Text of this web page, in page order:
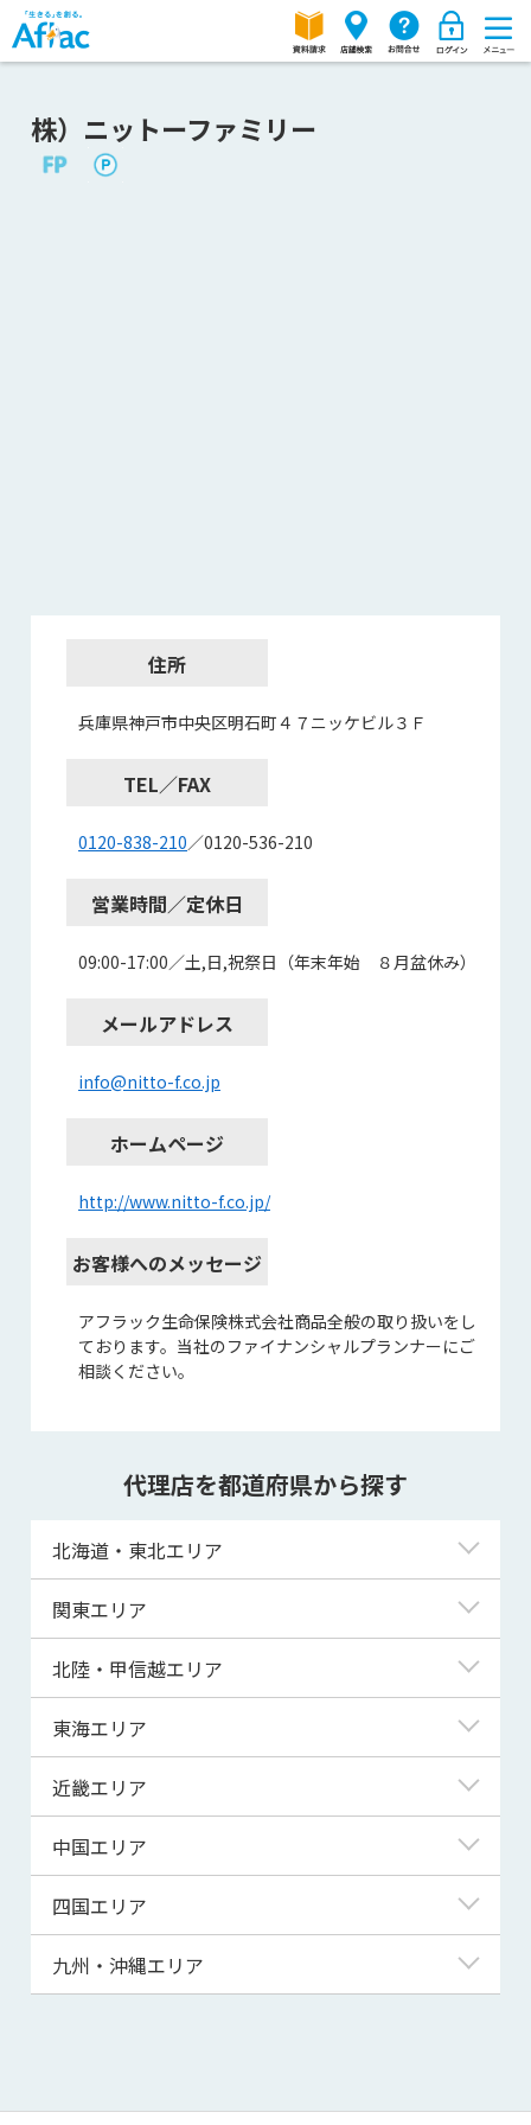
株）ニットーファミリー
住所
兵庫県神戸市中央区明石町４７ニッケビル３Ｆ
TEL／FAX
0120-838-210／0120-536-210
営業時間／定休日
09:00-17:00／土,日,祝祭日（年末年始 ８月盆休み）
メールアドレス
info@nitto-f.co.jp
ホームページ
http://www.nitto-f.co.jp/
お客様へのメッセージ
アフラック生命保険株式会社商品全般の取り扱いをし
ております。当社のファイナンシャルプランナーにご
相談ください。
代理店を都道府県から探す
北海道・東北エリア
北海道
青森県
宮城県
秋田県
山形県
関東エリア
東京都
神奈川県
埼玉県
千葉県
茨城県
群馬県
北陸・甲信越エリア
新潟県
富山県
福井県
山梨県
長野県
東海エリア
岐阜県
静岡県
三重県
近畿エリア
滋賀県
京都府
大阪府
兵庫県
和歌山県
中国エリア
鳥取県
島根県
山口県
四国エリア
徳島県
九州・沖縄エリア